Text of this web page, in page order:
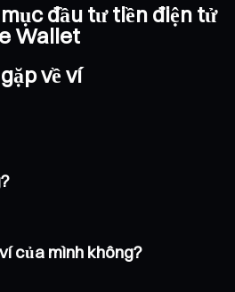
đầu tư tiền điện tử
Wallet
về ví
của mình không?